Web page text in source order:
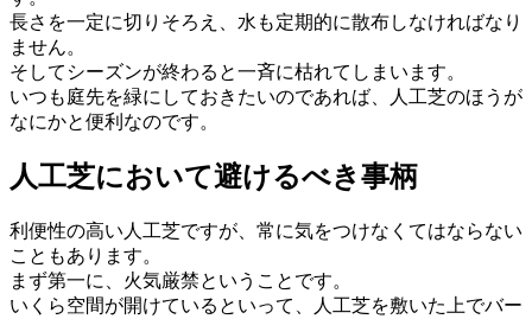
長さを一定に切りそろえ、水も定期的に散布しなければなり
ません。
そしてシーズンが終わると一斉に枯れてしまいます。
いつも庭先を緑にしておきたいのであれば、人工芝のほうが
なにかと便利なのです。
人工芝において避けるべき事柄
利便性の高い人工芝ですが、常に気をつけなくてはならない
こともあります。
まず第一に、火気厳禁ということです。
いくら空間が開けているといって、人工芝を敷いた上でバー